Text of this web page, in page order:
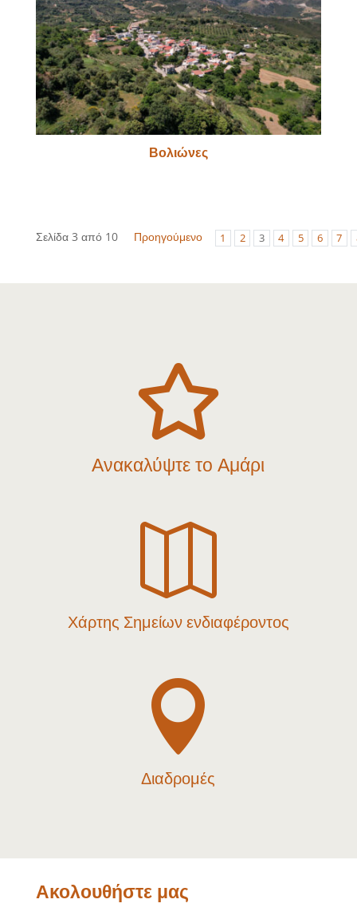
Βολιώνες
Σελίδα 3 από 10 Προηγούμενο 1 2 3 4 5 6 7

Ανακαλύψτε το Αμάρι

Χάρτης Σημείων ενδιαφέροντος

Διαδρομές
Ακολουθήστε μας